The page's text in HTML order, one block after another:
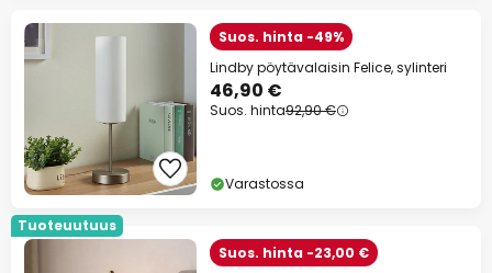
Suos. hinta -49%
Lindby pöytävalaisin Felice, sylinteri
46,90 €
Suos. hinta92,90 €
Varastossa
Tuoteuutuus
Suos. hinta -23,00 €